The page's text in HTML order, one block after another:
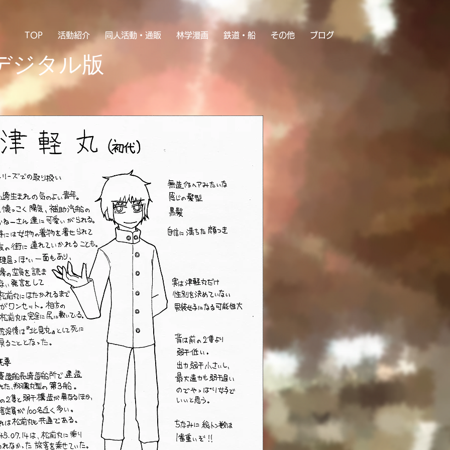
TOP 活動紹介 同人活動・通販 林学漫画 鉄道・船 その他 ブログ
ジタル版